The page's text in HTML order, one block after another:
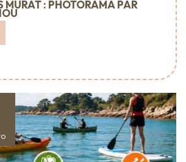
MURAT : PHOTORAMA PAR